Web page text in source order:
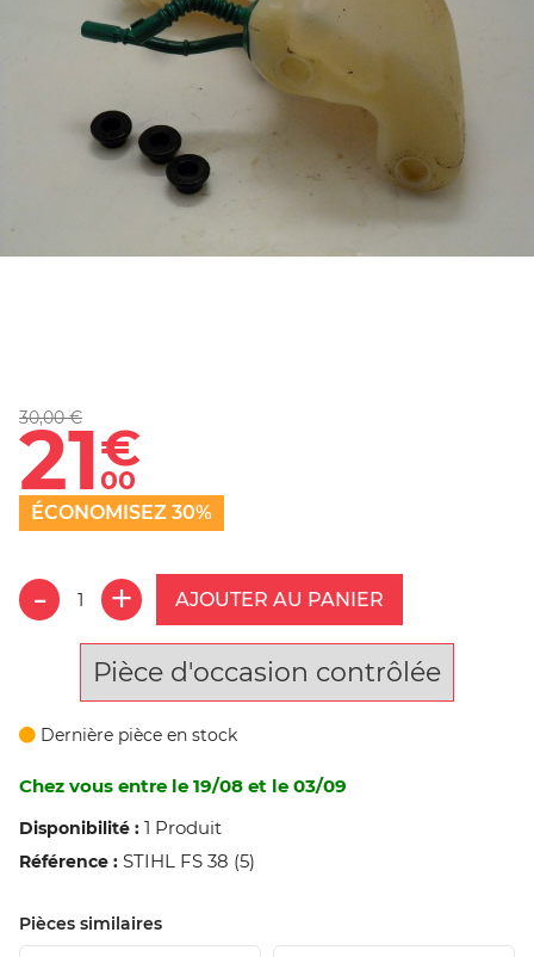
30,00 €
21€
00
ÉCONOMISEZ 30%
AJOUTER AU PANIER
Pièce d'occasion contrôlée
Dernière pièce en stock
Chez vous entre le 19/08 et le 03/09
Disponibilité : 1 Produit
Référence : STIHL FS 38 (5)
Pièces similaires